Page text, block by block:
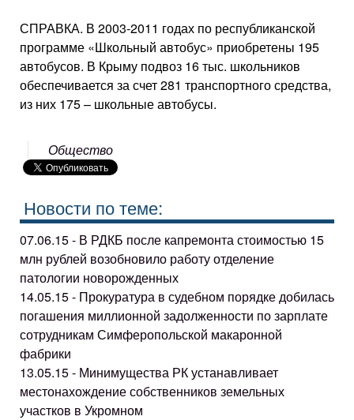
СПРАВКА. В 2003-2011 годах по республиканской
программе «Школьный автобус» приобретены 195
автобусов. В Крыму подвоз 16 тыс. школьников
обеспечивается за счет 281 транспортного средства,
из них 175 – школьные автобусы.
Общество
Новости по теме:
07.06.15 - В РДКБ после капремонта стоимостью 15
млн рублей возобновило работу отделение
патологии новорожденных
14.05.15 - Прокуратура в судебном порядке добилась
погашения миллионной задолженности по зарплате
сотрудникам Симферопольской макаронной
фабрики
13.05.15 - Минимущества РК устанавливает
местонахождение собственников земельных
участков в Укромном